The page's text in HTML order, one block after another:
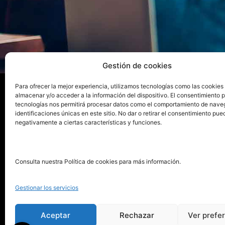
Gestión de cookies
Para ofrecer la mejor experiencia, utilizamos tecnologías como las cookies
almacenar y/o acceder a la información del dispositivo. El consentimiento
tecnologías nos permitirá procesar datos como el comportamiento de
identificaciones únicas en este sitio. No dar o retirar el consentimiento
negativamente a ciertas características y funciones.
Consulta nuestra Política de cookies para más información.
Gestionar los servicios
Aceptar Rechazar Ver
pionero de autoedición
911 413 306
info@puntorojolibros.com
La